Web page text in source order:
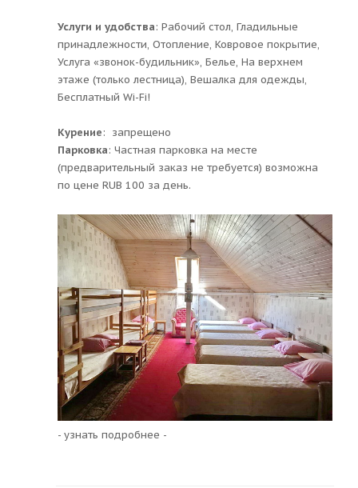
Услуги и удобства: ​Рабочий стол, Гладильные
принадлежности, Отопление, Ковровое покрытие,
Услуга «звонок-будильник», Белье, На верхнем
этаже (только лестница), Вешалка для одежды,
Бесплатный Wi-Fi!
Курение: ​ запрещено
Парковка: ​Частная парковка на месте
(предварительный заказ не требуется) возможна
по цене RUB 100 за день.
- узнать подробнее -